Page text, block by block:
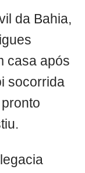
da Bahia,
casa após
socorrida